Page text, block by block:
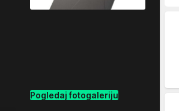
Pogledaj fotogaleriju